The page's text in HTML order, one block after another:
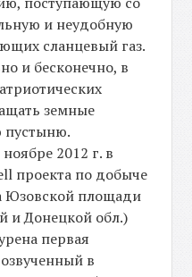
и неудобную
сланцевый газ.
и бесконечно, в
земные
пустыню.
2012 г. в
проекта по добыче
Юзовской площади
и Донецкой обл.)
первая
в